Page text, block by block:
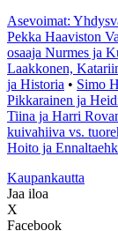
Asevoimat:
Pekka Haaviston
osaaja Nurmes ja
Laakkonen,
ja Historia • Simo
Pikkarainen ja
Tiina ja Harri
kuivahiiva vs.
Hoito ja
Kaupankautta
Jaa iloa
X
Facebook